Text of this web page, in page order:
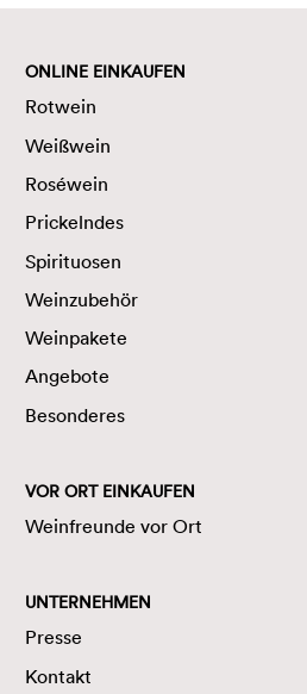
ONLINE EINKAUFEN
Rotwein
Weißwein
Roséwein
Prickelndes
Spirituosen
Weinzubehör
Weinpakete
Angebote
Besonderes
VOR ORT EINKAUFEN
Weinfreunde vor Ort
UNTERNEHMEN
Presse
Kontakt